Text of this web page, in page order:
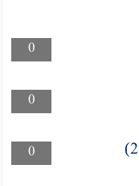
0
0
0